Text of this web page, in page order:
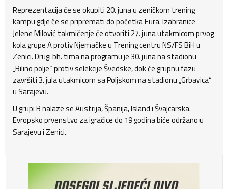
Reprezentacija će se okupiti 20. juna u zeničkom trening
kampu gdje će se pripremati do početka Eura. Izabranice
Jelene Milović takmičenje će otvoriti 27. juna utakmicom prvog
kola grupe A protiv Njemačke u Trening centru NS/FS BiH u
Zenici. Drugi bh. tima na programu je 30. juna na stadionu
„Bilino polje“ protiv selekcije Švedske, dok će grupnu fazu
završiti 3. jula utakmicom sa Poljskom na stadionu „Grbavica“
u Sarajevu.
U grupi B nalaze se Austrija, Španija, Island i Švajcarska.
Evropsko prvenstvo za igračice do 19 godina biće održano u
Sarajevu i Zenici.